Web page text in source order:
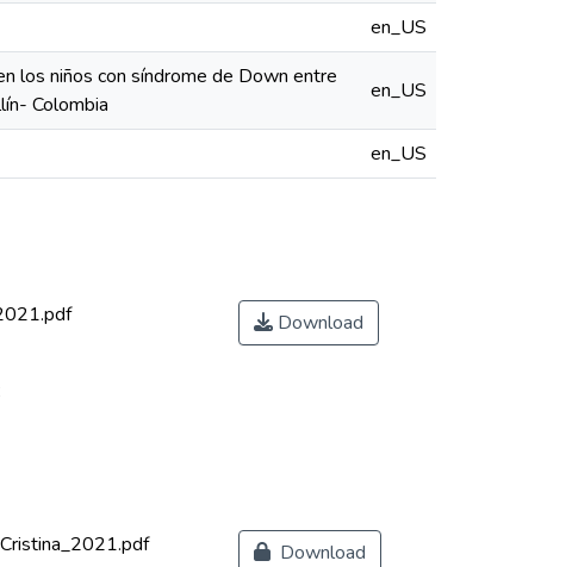
en_US
los niños con síndrome de Down entre
Colombia
en_US
en_US
Download
Download